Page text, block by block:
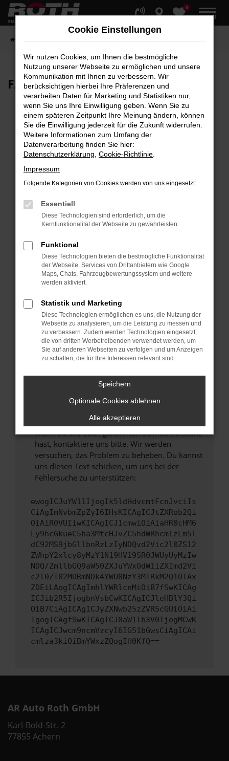
Zum
Hauptinhalt
0
MENÜ
FAHRZEUG-SHOWROOM
Fehler: Network Error
Beim Laden ist ein Fehler aufgetreten.
Hier sind ein paar Tipps, die dir helfen können:
Überprüfe deine Firewall und deine
Laden andere Webseiten, zum Beispiel deine
Suchmaschine?
Prüfe deine Browsererweiterungen.
Manche Erweiterungen, wie Werbeblocker,
können das Laden bestimmter Seiten
verhindern. Funktioniert die Seite in einem
anderen Browser oder in einem privaten
Fenster?
Starte dein Gerät neu.
Das kann manchmal helfen, vorübergehende
Probleme zu beheben.
Stelle sicher, dass dein Browser und dein
Betriebssystem auf dem neuesten Stand
sind.
Sicherheitsrisiko, sondern kann auch dazu
unterstützt werden.
Wende dich an den Webseitenbetreiber.
Wenn du alle oben genannten Schritte versucht
hast, kontaktiere uns bitte. Wir werden
versuchen, das Problem zu beheben. Du kannst
uns diesen Text schicken, um uns bei der
Fehlersuche zu unterstützen:
ewogICJuYW1lIjogIk5ldHdvcmtFcnJvciIs
CiAgImNvbmZpZyI6IHsKICAgICJtZXRob2Qi
OiAiR0VUIiwKICAgICJ1cmwiOiAiaHR0cHM6
Ly9hcGkueC5ha3MtcHJvZC5hdWRhcmlzLm5l
dC92MS9jbGllbnRzLzIyNDQvd2Vic2l0ZS12
ZWhpY2xlcy8yMzY1N19HV19SR0JWUyUyMzIw
NDQ/ZmllbGQ9aW50ZXJuYWxOdW1iZXImd2Vi
c2l0ZT02MDRmNDk4YWU0NzY3MTRkM2Q1OTAx
ZDEiLAogICAgImhlYWRlcnMiOiB7fSwKICAg
ICJib2R5IjogbnVsbCwKICAgICJleHBlY3Qi
OiB7CiAgICAgICJyZXNwb25zZVR5cGUiOiAi
IgogICAgfSwKICAgICJ0aW1lb3V0IjogMCwK
ICAgICJwcm9ncmVzcyI6IG51bGwsCiAgICAi
cmlza3kiOiBmYWxzZQogIH0KfQ==
AR Auto Roth GmbH
Karl-Bold-Str. 2
77855 Achern
Cookie Einstellungen
Wir nutzen Cookies, um Ihnen die bestmögliche
Nutzung unserer Webseite zu ermöglichen und unsere
Kommunikation mit Ihnen zu verbessern. Wir
berücksichtigen hierbei Ihre Präferenzen und
verarbeiten Daten für Marketing und Statistiken nur,
wenn Sie uns Ihre Einwilligung geben. Wenn Sie zu
einem späteren Zeitpunkt Ihre Meinung ändern, können
Sie die Einwilligung jederzeit für die Zukunft widerrufen.
Weitere Informationen zum Umfang der
Datenverarbeitung finden Sie hier:
Datenschutzerklärung Cookie-Richtlinie
Impressum
Folgende Kategorien von Cookies werden von uns eingesetzt:
Essentiell
Diese Technologien sind erforderlich, um die
Kernfunktionalität der Webseite zu gewährleisten.
Funktional
Diese Technologien bieten die bestmögliche Funktionalität
der Webseite. Services von Drittanbietern wie Google
Maps, Chats, Fahrzeugbewertungssystem und weitere
werden aktiviert.
Statistik und Marketing
Diese Technologien ermöglichen es uns, die Nutzung der
Webseite zu analysieren, um die Leistung zu messen und
zu verbessern. Zudem werden Technologien eingesetzt,
die von dritten Werbetreibenden verwendet werden, um
Sie auf anderen Webseiten zu verfolgen und um Anzeigen
zu schalten, die für Ihre Interessen relevant sind.
Speichern
Optionale Cookies ablehnen
Alle akzeptieren